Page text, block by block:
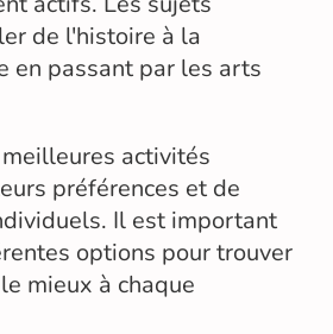
de l'histoire à la
en passant par les arts
activités
préférences et de
Il est important
options pour trouver
mieux à chaque